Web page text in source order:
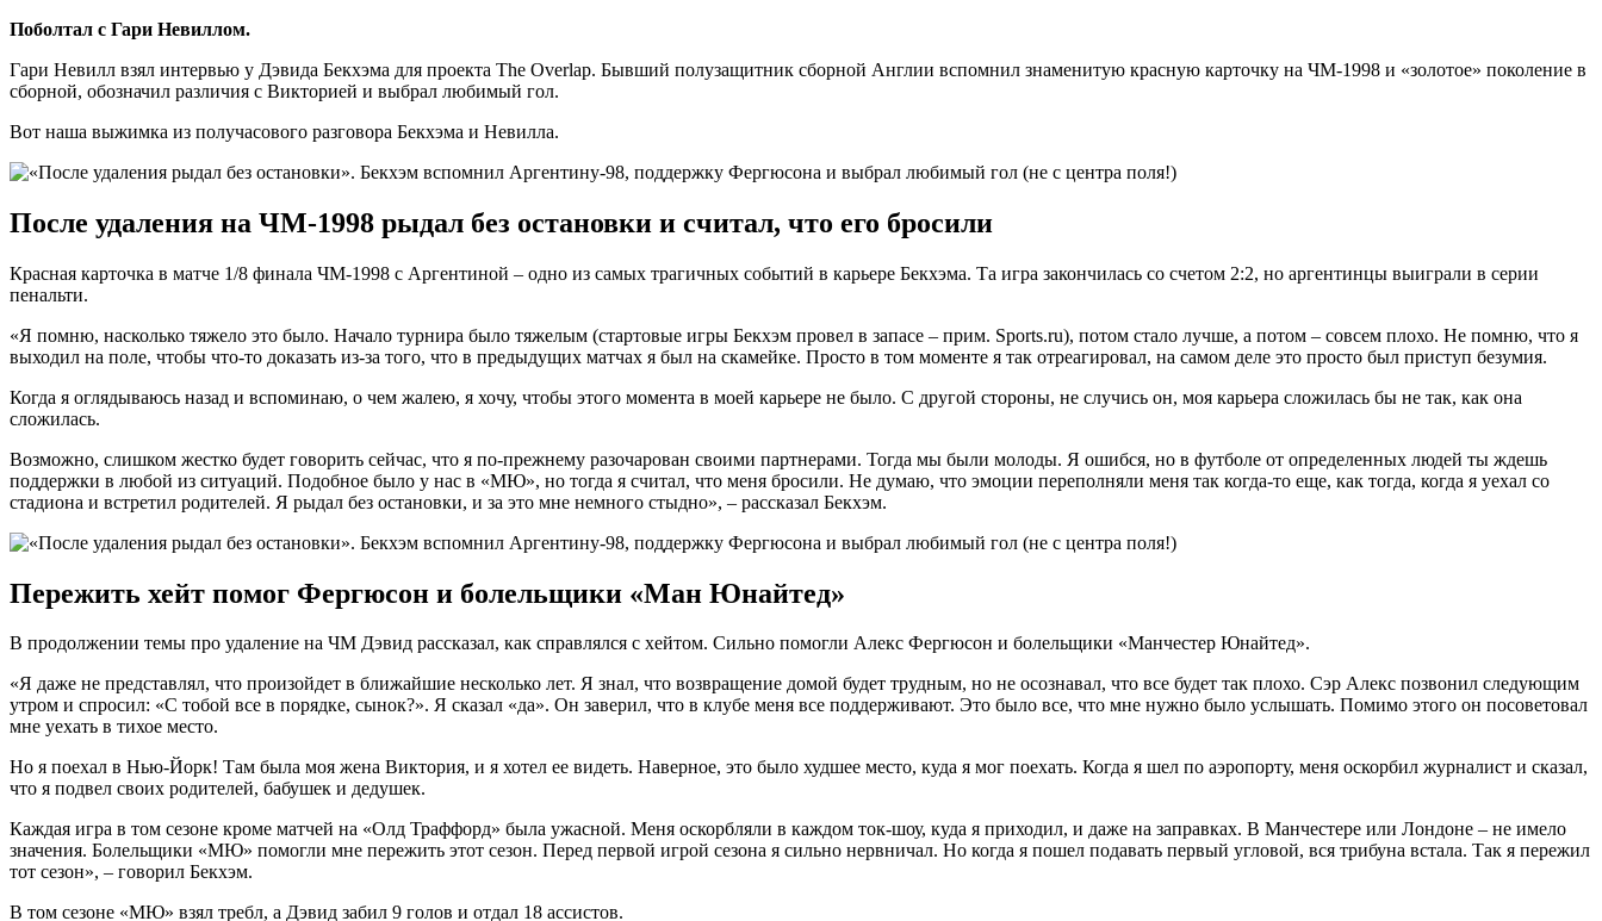
Поболтал с Гари Невиллом.
Гари Невилл взял интервью у Дэвида Бекхэма для проекта The Overlap. Бывший полузащитник сборной Англии вспомнил знаменитую красную карточку на ЧМ-1998 и «золотое» поколение в
сборной, обозначил различия с Викторией и выбрал любимый гол.
Вот наша выжимка из получасового разговора Бекхэма и Невилла.
После удаления на ЧМ-1998 рыдал без остановки и считал, что его бросили
Красная карточка в матче 1/8 финала ЧМ-1998 с Аргентиной – одно из самых трагичных событий в карьере Бекхэма. Та игра закончилась со счетом 2:2, но аргентинцы выиграли в серии
пенальти.
«Я помню, насколько тяжело это было. Начало турнира было тяжелым (стартовые игры Бекхэм провел в запасе – прим. Sports.ru), потом стало лучше, а потом – совсем плохо. Не помню, что я
выходил на поле, чтобы что-то доказать из-за того, что в предыдущих матчах я был на скамейке. Просто в том моменте я так отреагировал, на самом деле это просто был приступ безумия.
Когда я оглядываюсь назад и вспоминаю, о чем жалею, я хочу, чтобы этого момента в моей карьере не было. С другой стороны, не случись он, моя карьера сложилась бы не так, как она
сложилась.
Возможно, слишком жестко будет говорить сейчас, что я по-прежнему разочарован своими партнерами. Тогда мы были молоды. Я ошибся, но в футболе от определенных людей ты ждешь
поддержки в любой из ситуаций. Подобное было у нас в «МЮ», но тогда я считал, что меня бросили. Не думаю, что эмоции переполняли меня так когда-то еще, как тогда, когда я уехал со
стадиона и встретил родителей. Я рыдал без остановки, и за это мне немного стыдно», – рассказал Бекхэм.
Пережить хейт помог Фергюсон и болельщики «Ман Юнайтед»
В продолжении темы про удаление на ЧМ Дэвид рассказал, как справлялся с хейтом. Сильно помогли Алекс Фергюсон и болельщики «Манчестер Юнайтед».
«Я даже не представлял, что произойдет в ближайшие несколько лет. Я знал, что возвращение домой будет трудным, но не осознавал, что все будет так плохо. Сэр Алекс позвонил следующим
утром и спросил: «С тобой все в порядке, сынок?». Я сказал «да». Он заверил, что в клубе меня все поддерживают. Это было все, что мне нужно было услышать. Помимо этого он посоветовал
мне уехать в тихое место.
Но я поехал в Нью-Йорк! Там была моя жена Виктория, и я хотел ее видеть. Наверное, это было худшее место, куда я мог поехать. Когда я шел по аэропорту, меня оскорбил журналист и сказал,
что я подвел своих родителей, бабушек и дедушек.
Каждая игра в том сезоне кроме матчей на «Олд Траффорд» была ужасной. Меня оскорбляли в каждом ток-шоу, куда я приходил, и даже на заправках. В Манчестере или Лондоне – не имело
значения. Болельщики «МЮ» помогли мне пережить этот сезон. Перед первой игрой сезона я сильно нервничал. Но когда я пошел подавать первый угловой, вся трибуна встала. Так я пережил
тот сезон», – говорил Бекхэм.
В том сезоне «МЮ» взял требл, а Дэвид забил 9 голов и отдал 18 ассистов.